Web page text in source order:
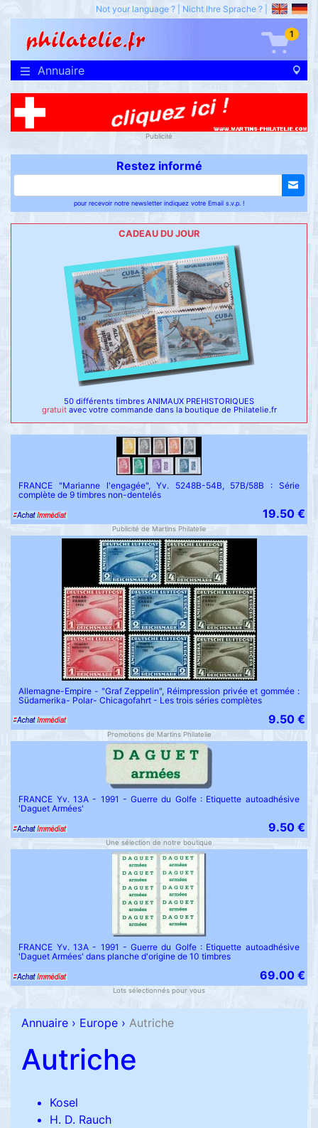
Not your language ? Nicht Ihre Sprache ?
1
Annuaire
Publicité
Restez informé
pour recevoir notre newsletter indiquez votre Email s.v.p. !
CADEAU DU JOUR
50 différents timbres ANIMAUX PREHISTORIQUES
gratuit avec votre commande dans la boutique de Philatelie.fr
FRANCE "Marianne l'engagée", Yv. 5248B-54B, 57B/58B : Série
complète de 9 timbres non-dentelés
19.50 €
Publicité de Martins Philatelie
Allemagne-Empire - "Graf Zeppelin", Réimpression privée et gommée :
Südamerika- Polar- Chicagofahrt - Les trois séries complètes
9.50 €
Promotions de Martins Philatelie
FRANCE Yv. 13A - 1991 - Guerre du Golfe : Etiquette autoadhésive
'Daguet Armées'
9.50 €
Une sélection de notre boutique
FRANCE Yv. 13A - 1991 - Guerre du Golfe : Etiquette autoadhésive
'Daguet Armées' dans planche d'origine de 10 timbres
69.00 €
Lots sélectionnés pour vous
Annuaire › Europe › Autriche
Autriche
Kosel
H. D. Rauch